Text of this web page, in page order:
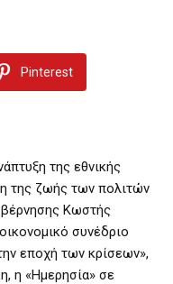
Pinterest
της εθνικής
της ζωής των πολιτών
Κωστής
συνέδριο
εποχή των κρίσεων»,
η «Ημερησία» σε